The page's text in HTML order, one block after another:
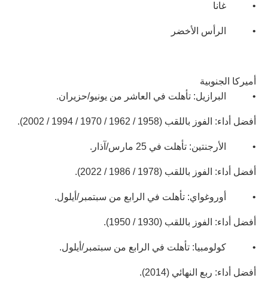
• غانا
• الرأس الأخضر
أميركا الجنوبية
• البرازيل: تأهلت في العاشر من يونيو/حزيران.
أفضل أداء: الفوز باللقب (1958 / 1962 / 1970 / 1994 / 2002).
• الأرجنتين: تأهلت في 25 مارس/آذار.
أفضل أداء: الفوز باللقب (1978 / 1986 / 2022).
• أوروغواي: تأهلت في الرابع من سبتمبر/أيلول.
أفضل أداء: الفوز باللقب (1930 / 1950).
• كولومبيا: تأهلت في الرابع من سبتمبر/أيلول.
أفضل أداء: ربع النهائي (2014).